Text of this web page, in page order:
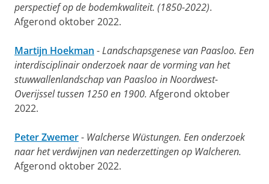
perspectief op de bodemkwaliteit. (1850-2022).
Afgerond oktober 2022.
Martijn Hoekman -Landschapsgenese van Paasloo. Een
interdisciplinair onderzoek naar de vorming van het
stuwwallenlandschap van Paasloo in Noordwest-
Overijssel tussen 1250 en 1900. Afgerond oktober
2022.
Peter Zwemer- Walcherse Wüstungen. Een onderzoek
naar het verdwijnen van nederzettingen op Walcheren.
Afgerond oktober 2022.